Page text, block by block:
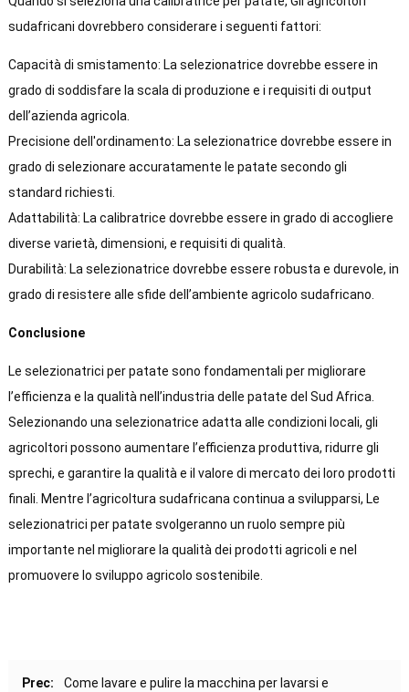
sudafricani dovrebbero considerare i seguenti fattori:
Capacità di smistamento: La selezionatrice dovrebbe essere in
grado di soddisfare la scala di produzione e i requisiti di output
dell’azienda agricola.
Precisione dell'ordinamento: La selezionatrice dovrebbe essere in
grado di selezionare accuratamente le patate secondo gli
standard richiesti.
Adattabilità: La calibratrice dovrebbe essere in grado di accogliere
diverse varietà, dimensioni, e requisiti di qualità.
Durabilità: La selezionatrice dovrebbe essere robusta e durevole, in
grado di resistere alle sfide dell’ambiente agricolo sudafricano.
Conclusione
Le selezionatrici per patate sono fondamentali per migliorare
l’efficienza e la qualità nell’industria delle patate del Sud Africa.
Selezionando una selezionatrice adatta alle condizioni locali, gli
agricoltori possono aumentare l’efficienza produttiva, ridurre gli
sprechi, e garantire la qualità e il valore di mercato dei loro prodotti
finali. Mentre l’agricoltura sudafricana continua a svilupparsi, Le
selezionatrici per patate svolgeranno un ruolo sempre più
importante nel migliorare la qualità dei prodotti agricoli e nel
promuovere lo sviluppo agricolo sostenibile.
Prec:
Come lavare e pulire la macchina per lavarsi e